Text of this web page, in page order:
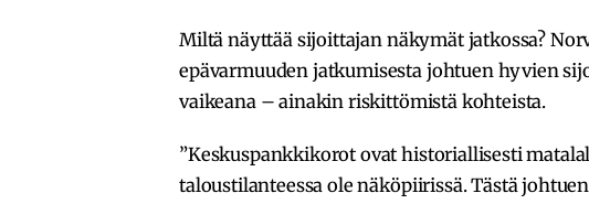
Miltä näyttää sijoittajan näkymät jatkossa?
epävarmuuden jatkumisesta johtuen hyvien
vaikeana – ainakin riskittömistä kohteista.
”Keskuspankkikorot ovat historiallisesti
taloustilanteessa ole näköpiirissä. Tästä